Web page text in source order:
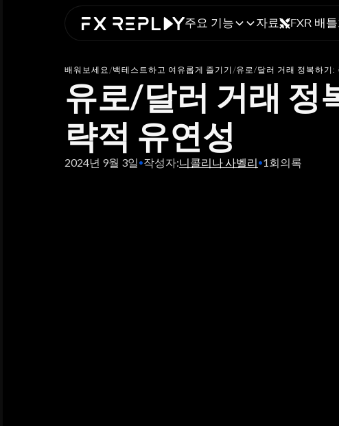
주요 기능 자료 FXR 배틀
배워보세요/백테스트하고 여유롭게 즐기기/유로/달러 거래 정복하기:
유로/달러 거래 정
략적 유연성
2024년 9월 3일•작성자:니콜리나 사벨리•1회의록